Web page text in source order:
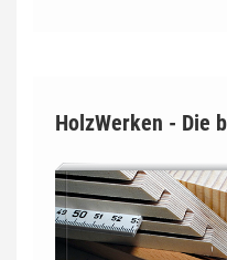
a
n
n
e
HolzWerken - Die